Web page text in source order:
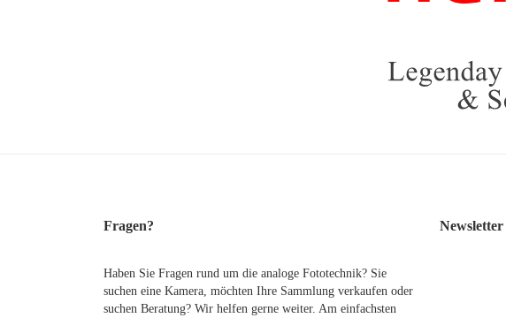
Fragen?
Haben Sie Fragen rund um die analoge Fototechnik? Sie
suchen eine Kamera, möchten Ihre Sammlung verkaufen oder
suchen Beratung? Wir helfen gerne weiter. Am einfachsten
Newsletter